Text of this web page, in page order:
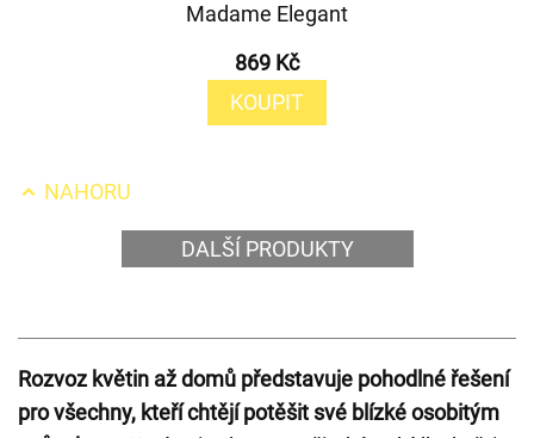
Madame Elegant
869 Kč
KOUPIT
NAHORU
DALŠÍ PRODUKTY
Rozvoz květin až domů představuje pohodlné řešení
pro všechny, kteří chtějí potěšit své blízké osobitým